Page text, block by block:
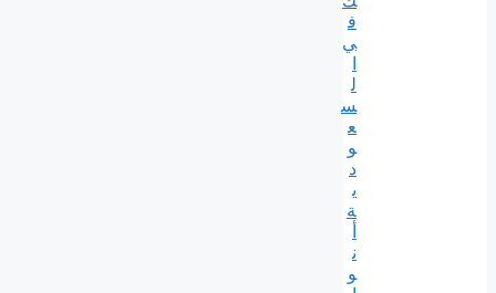
ف
ي
ل
س
ع
و
د
ي
ة
ن
و